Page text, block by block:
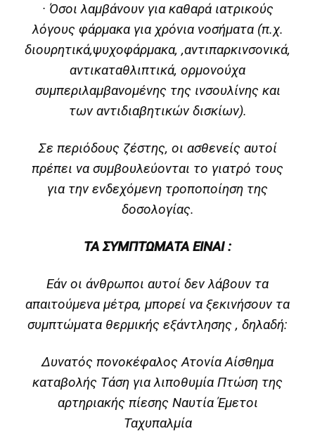
· Όσοι λαμβάνουν για καθαρά ιατρικούς
λόγους φάρμακα για χρόνια νοσήματα (π.χ.
διουρητικά,ψυχοφάρμακα, ,αντιπαρκινσονικά,
αντικαταθλιπτικά, ορμονούχα
συμπεριλαμβανομένης της ινσουλίνης και
των αντιδιαβητικών δισκίων).
Σε περιόδους ζέστης, οι ασθενείς αυτοί
πρέπει να συμβουλεύονται το γιατρό τους
για την ενδεχόμενη τροποποίηση της
δοσολογίας.
ΤΑ ΣΥΜΠΤΩΜΑΤΑ ΕΙΝΑΙ :
Εάν οι άνθρωποι αυτοί δεν λάβουν τα
απαιτούμενα μέτρα, μπορεί να ξεκινήσουν τα
συμπτώματα θερμικής εξάντλησης , δηλαδή:
Δυνατός πονοκέφαλος Ατονία Αίσθημα
καταβολής Τάση για λιποθυμία Πτώση της
αρτηριακής πίεσης Ναυτία Έμετοι
Ταχυπαλμία